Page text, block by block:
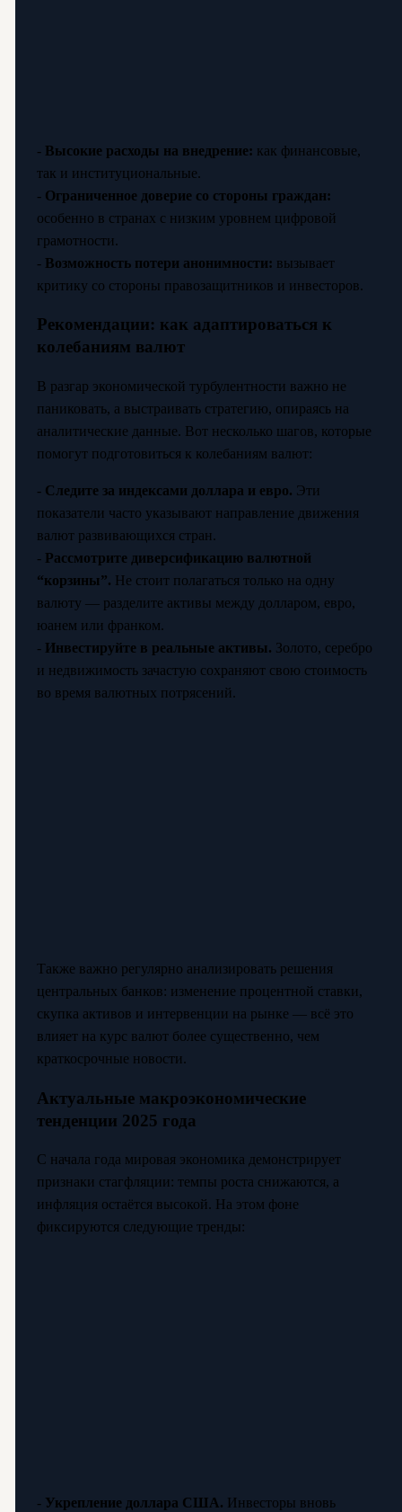
- Высокие расходы на внедрение: как финансовые,
так и институциональные.
- Ограниченное доверие со стороны граждан:
особенно в странах с низким уровнем цифровой
грамотности.
- Возможность потери анонимности: вызывает
критику со стороны правозащитников и инвесторов.
Рекомендации: как адаптироваться к
колебаниям валют
В разгар экономической турбулентности важно не
паниковать, а выстраивать стратегию, опираясь на
аналитические данные. Вот несколько шагов, которые
помогут подготовиться к колебаниям валют:
- Следите за индексами доллара и евро. Эти
показатели часто указывают направление движения
валют развивающихся стран.
- Рассмотрите диверсификацию валютной
“корзины”. Не стоит полагаться только на одну
валюту — разделите активы между долларом, евро,
юанем или франком.
- Инвестируйте в реальные активы. Золото, серебро
и недвижимость зачастую сохраняют свою стоимость
во время валютных потрясений.
Также важно регулярно анализировать решения
центральных банков: изменение процентной ставки,
скупка активов и интервенции на рынке — всё это
влияет на курс валют более существенно, чем
краткосрочные новости.
Актуальные макроэкономические
тенденции 2025 года
С начала года мировая экономика демонстрирует
признаки стагфляции: темпы роста снижаются, а
инфляция остаётся высокой. На этом фоне
фиксируются следующие тренды:
- Укрепление доллара США. Инвесторы вновь